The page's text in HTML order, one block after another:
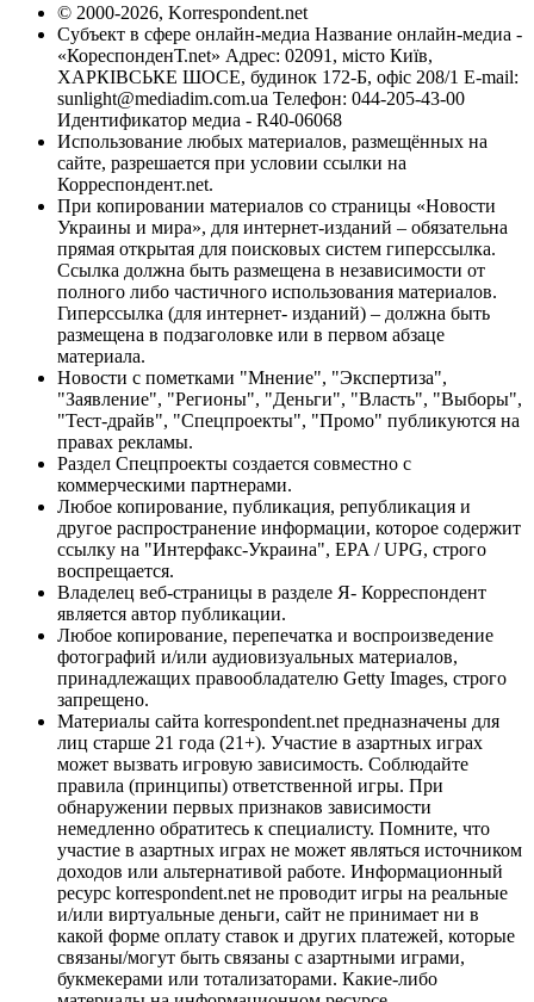
© 2000-2026, Korrespondent.net
Субъект в сфере онлайн-медиа Название онлайн-медиа -
«КореспонденТ.net» Адрес: 02091, місто Київ,
ХАРКІВСЬКЕ ШОСЕ, будинок 172-Б, офіс 208/1 E-mail:
sunlight@mediadim.com.ua Телефон: 044-205-43-00
Идентификатор медиа - R40-06068
Использование любых материалов, размещённых на
сайте, разрешается при условии ссылки на
Корреспондент.net.
При копировании материалов со страницы «Новости
Украины и мира», для интернет-изданий – обязательна
прямая открытая для поисковых систем гиперссылка.
Ссылка должна быть размещена в независимости от
полного либо частичного использования материалов.
Гиперссылка (для интернет- изданий) – должна быть
размещена в подзаголовке или в первом абзаце
материала.
Новости с пометками "Мнение", "Экспертиза",
"Заявление", "Регионы", "Деньги", "Власть", "Выборы",
"Тест-драйв", "Спецпроекты", "Промо" публикуются на
правах рекламы.
Раздел Спецпроекты создается совместно с
коммерческими партнерами.
Любое копирование, публикация, републикация и
другое распространение информации, которое содержит
ссылку на "Интерфакс-Украина", EPA / UPG, строго
воспрещается.
Владелец веб-страницы в разделе Я- Корреспондент
является автор публикации.
Любое копирование, перепечатка и воспроизведение
фотографий и/или аудиовизуальных материалов,
принадлежащих правообладателю Getty Images, строго
запрещено.
Материалы сайта korrespondent.net предназначены для
лиц старше 21 года (21+). Участие в азартных играх
может вызвать игровую зависимость. Соблюдайте
правила (принципы) ответственной игры. При
обнаружении первых признаков зависимости
немедленно обратитесь к специалисту. Помните, что
участие в азартных играх не может являться источником
доходов или альтернативой работе. Информационный
ресурс korrespondent.net не проводит игры на реальные
и/или виртуальные деньги, сайт не принимает ни в
какой форме оплату ставок и других платежей, которые
связаны/могут быть связаны с азартными играми,
букмекерами или тотализаторами. Какие-либо